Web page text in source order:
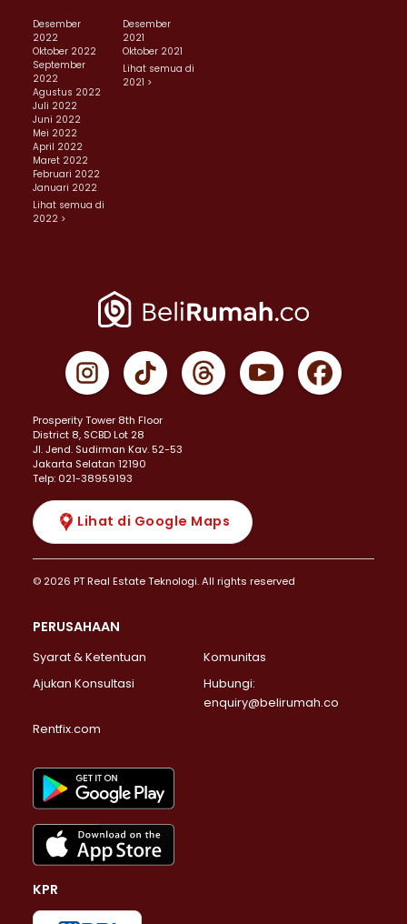
Desember
2022
Oktober 2022
September
2022
Agustus 2022
Juli 2022
Juni 2022
Mei 2022
April 2022
Maret 2022
Februari 2022
Januari 2022
Lihat semua di
2022 >
Desember
2021
Oktober 2021
Lihat semua di
2021 >
Prosperity Tower 8th Floor
District 8, SCBD Lot 28
JI. Jend. Sudirman Kav. 52-53
Jakarta Selatan 12190
Telp: 021-38959193
Lihat di Google Maps
© 2026 PT Real Estate Teknologi. All rights reserved
PERUSAHAAN
Syarat & Ketentuan
Komunitas
Ajukan Konsultasi
Hubungi:
enquiry@belirumah.co
Rentfix.com
KPR